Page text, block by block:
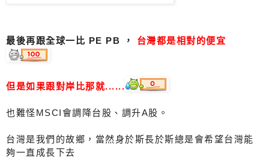
最後再跟全球一比 PE PB ， 台灣都是相對的便宜
但是如果跟對岸比那就......
也難怪MSCI會調降台股、調升A股。
台灣是我們的故鄉，當然身於斯長於斯總是會希望台灣能
夠一直成長下去